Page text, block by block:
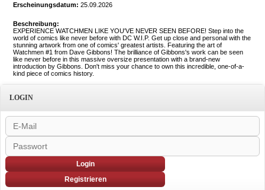
Erscheinungsdatum: 25.09.2026
Beschreibung:
EXPERIENCE WATCHMEN LIKE YOU'VE NEVER SEEN BEFORE! Step into the
world of comics like never before with DC W.I.P. Get up close and personal with the
stunning artwork from one of comics' greatest artists. Featuring the art of
Watchmen #1 from Dave Gibbons! The brilliance of Gibbons's work can be seen
like never before in this massive oversize presentation with a brand-new
introduction by Gibbons. Don't miss your chance to own this incredible, one-of-a-
kind piece of comics history.
LOGIN
Login
Registrieren